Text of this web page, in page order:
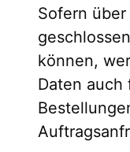
Sofern
können,
Daten auch